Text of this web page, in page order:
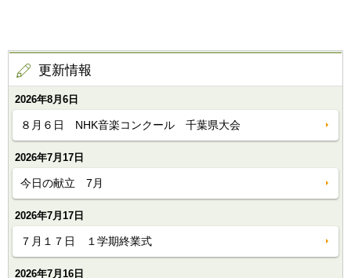
更新情報
2026年8月6日
８月６日 NHK音楽コンクール 千葉県大会
2026年7月17日
今日の献立 7月
2026年7月17日
７月１７日 １学期終業式
2026年7月16日